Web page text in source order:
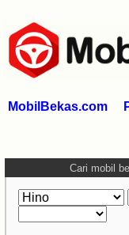
MobilBekas.com
Cari mobil